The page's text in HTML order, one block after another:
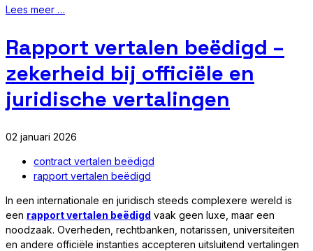
Lees meer …
Rapport vertalen beëdigd –
zekerheid bij officiële en
juridische vertalingen
02 januari 2026
contract vertalen beëdigd
rapport vertalen beëdigd
In een internationale en juridisch steeds complexere wereld is
een rapport vertalen beëdigd vaak geen luxe, maar een
noodzaak. Overheden, rechtbanken, notarissen, universiteiten
en andere officiële instanties accepteren uitsluitend vertalingen